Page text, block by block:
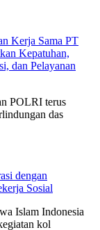
Kerja Sama PT
Kepatuhan,
dan Pelayanan
POLRI terus
das
dengan
Sosial
Islam Indonesia
kol